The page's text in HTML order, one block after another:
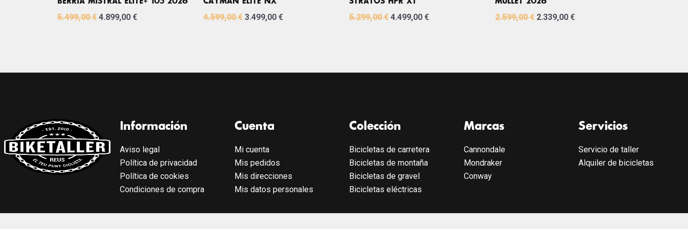
5.499,00€ 4.899,00 € 4.599,00€ 3.499,00 € 5.299,00€ 4.499,00 € 2.599,00€ 2.339,00 €
Información
Aviso legal
Política de privacidad
Política de cookies
Condiciones de compra
Cuenta
Mi cuenta
Mis pedidos
Mis direcciones
Mis datos personales
Colección
Bicicletas de carretera
Bicicletas de montaña
Bicicletas de gravel
Bicicletas eléctricas
Marcas
Cannondale
Mondraker
Conway
Servicios
Servicio de taller
Alquiler de bicicletas